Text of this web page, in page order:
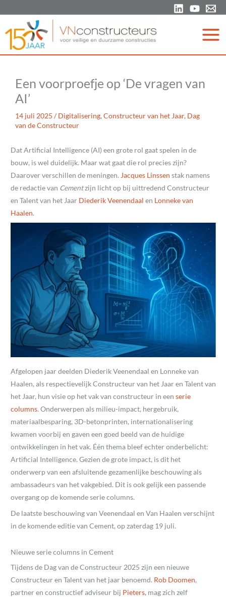
de
inhoud
Een voorproefje op ‘De vragen van
AI’
14 juli 2025 /Digitalisering,Constructeur van het Jaar, Dag
van de Constructeur
Dat Artificial Intelligence (AI) een grote rol gaat spelen in de
bouw, is wel duidelijk. Maar wat gaat die rol precies zijn?
Daarover verschillen de meningen. Jacques Linssen stak namens
de redactie van Cementzijn licht op bij uittredend Constructeur
en Talent van het Jaar Diederik Veenendaal en Lonneke van
Haalen.
Afgelopen jaar deelden Diederik Veenendaal en Lonneke van
Haalen, als respectievelijk Constructeur van het Jaar en Talent van
het Jaar, hun visie op het vak van constructeur in een serie
columns. Onderwerpen als milieu-impact, hergebruik,
materiaalbesparing, 3D-betonprinten, internationalisering
kwamen voorbij en gaven een goed beeld van de huidige
ontwikkelingen in het vak. Één thema bleef echter onderbelicht:
Artificial Intelligence. Gezien de grote impact, is dit het
onderwerp van een afsluitende gezamenlijke beschouwing als
ambassadeurs van het vakgebied. Dit is ook gelijk een passende
overgang op de komende serie columns.
De laatste beschouwing van Veenendaal en Van Haalen verschijnt
in de komende editie van Cement, op zaterdag 19 juli.
Nieuwe serie columns in Cement
Tijdens de Dag van de Constructeur 2025 zijn een nieuwe
Constructeur en Talent van het jaar benoemd. Rob Doomen,
partner en constructief adviseur bij Pieters, mag zich zelf